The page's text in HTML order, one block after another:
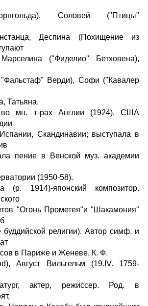
Соловей ("Птицы"
Деспина (Похищение из
("Фиделио" Бетховена),
"Фальстаф" Верди), Софи ("Кавалер
Татьяна.
во мн. т-рах Англии (1924), США
Скандинавии; выступала в
пение в Венской муз. академии
(1950-58).
(р. 1914)-японский композитор.
"Огонь Прометея"и "Шакамония"
буддийской религии). Автор симф. и
в Париже и Женеве. К. Ф.
Август Вильгельм (19.IV. 1759-
актер, режиссер. Род. в